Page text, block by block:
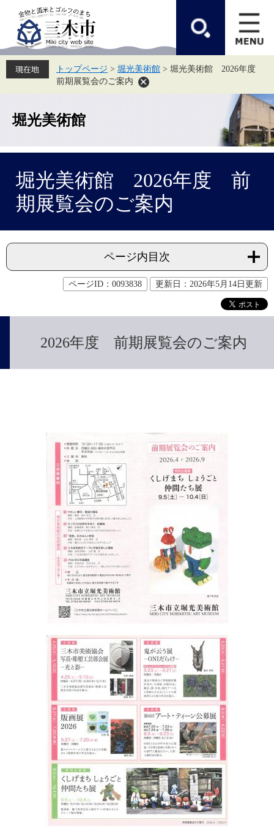
先
頭
を
飛
て
トップページ > 堀光美術館 > 堀光美術館 2026年度
前期展覧会のご案内
堀光美術館
堀光美術館 2026年度 前
期展覧会のご案内
ページ内目次
ページID：0093838 更新日：2026年5月14日更新
2026年度 前期展覧会のご案内